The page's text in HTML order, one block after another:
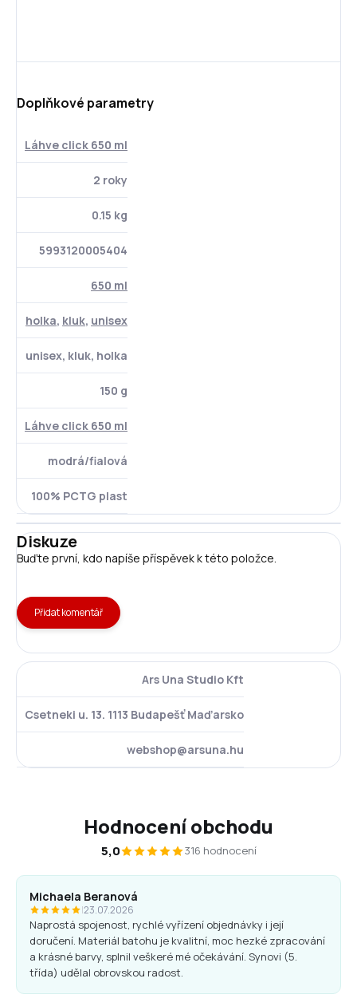
Doplňkové parametry
Láhve click 650 ml
2 roky
0.15 kg
5993120005404
650 ml
holka, kluk, unisex
unisex, kluk, holka
150 g
Láhve click 650 ml
modrá/fialová
100% PCTG plast
Diskuze
Buďte první, kdo napíše příspěvek k této položce.
Přidat komentář
Ars Una Studio Kft
Csetneki u. 13. 1113 Budapešť Maďarsko
webshop@arsuna.hu
Hodnocení obchodu
5,0 316 hodnocení
Michaela Beranová
|23.07.2026
Naprostá spojenost, rychlé vyřízení objednávky i její
doručení. Materiál batohu je kvalitní, moc hezké zpracování
a krásné barvy, splnil veškeré mé očekávání. Synovi (5.
třída) udělal obrovskou radost.